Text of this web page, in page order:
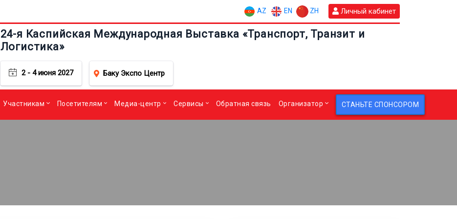
AZ EN ZH Личный кабинет
24-я Каспийская Международная Выставка «Транспорт, Транзит и
Логистика»
2 - 4 июня 2027 Баку Экспо Центр
Участникам Посетителям Медиа-центр Сервисы Обратная связь Организатор СТАНЬТЕ СПОНСОРОМ